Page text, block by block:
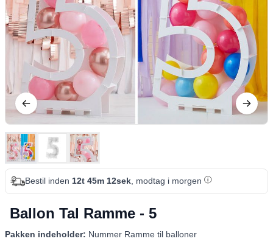
Bestil inden 12t 45m 12sek, modtag i morgen
Ballon Tal Ramme - 5
Pakken indeholder: Nummer Ramme til balloner